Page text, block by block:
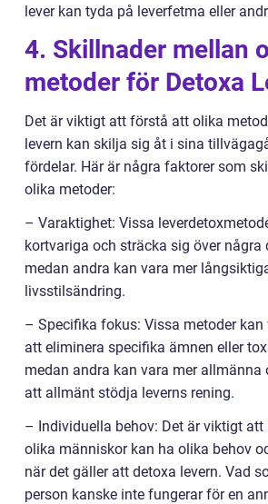
lever kan tyda på leverfetma eller
4. Skillnader mellan
metoder för Detoxa
Det är viktigt att förstå att olika
levern kan skilja sig åt i sina
fördelar. Här är några faktorer som
olika metoder:
– Varaktighet: Vissa
kortvariga och sträcka sig över några
medan andra kan vara mer
livsstilsändring.
– Specifika fokus: Vissa metoder kan
att eliminera specifika ämnen eller
medan andra kan vara mer allmänna
att allmänt stödja leverns rening.
– Individuella behov: Det är viktigt
olika människor kan ha olika behov
när det gäller att detoxa levern. Vad
person kanske inte fungerar för en